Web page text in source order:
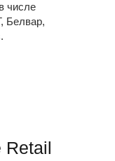
числе
Белвар,
Retail